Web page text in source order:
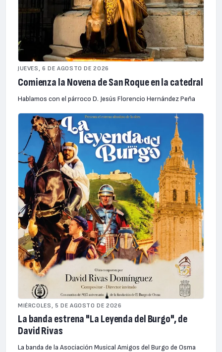
JUEVES, 6 DE AGOSTO DE 2026
Comienza la Novena de San Roque en la catedral
Hablamos con el párroco D. Jesús Florencio Hernández Peña
MIÉRCOLES, 5 DE AGOSTO DE 2026
La banda estrena "La Leyenda del Burgo", de
David Rivas
La banda de la Asociación Musical Amigos del Burgo de Osma